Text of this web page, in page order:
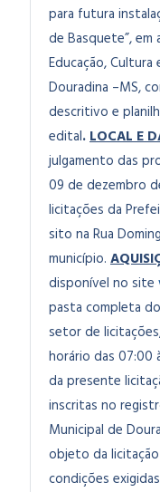
para futura
de Basquete”, em
Educação,
Douradina –MS,
descritivo e
edital.LOCAL E
julgamento das
09 de dezembro
licitações da
sito na Rua
município.
disponível no site
pasta completa
setor de
horário das 07:00
da presente
inscritas no
Municipal de
objeto da
condições